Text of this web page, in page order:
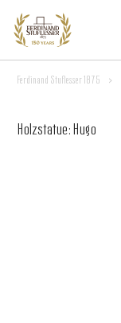
Ferdinand Stuflesser 1875 >
Holzstatue: Hugo